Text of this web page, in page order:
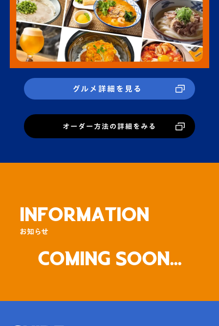
グルメ詳細を見る
オーダー方法の詳細をみる
INFORMATION
お知らせ
Coming Soon...